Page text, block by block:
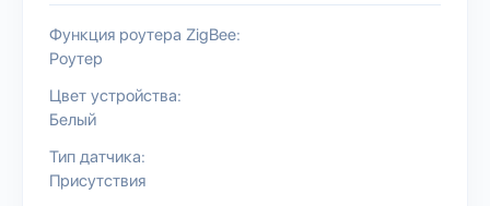
Функция роутера ZigBee:
Роутер
Цвет устройства:
Белый
Тип датчика:
Присутствия